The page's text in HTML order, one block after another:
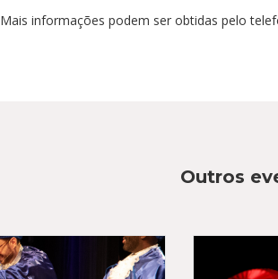
Mais informações podem ser obtidas pelo
Outros